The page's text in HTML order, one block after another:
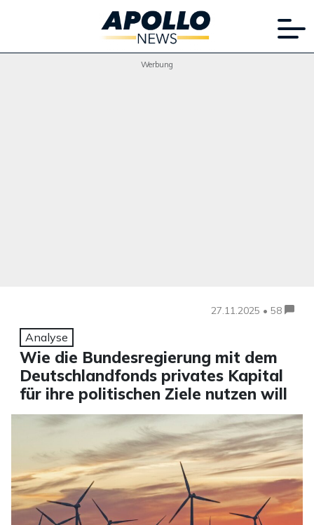
Werbung
27.11.2025 • 58
Analyse
Wie die Bundesregierung mit dem
Deutschlandfonds privates Kapital
für ihre politischen Ziele nutzen will